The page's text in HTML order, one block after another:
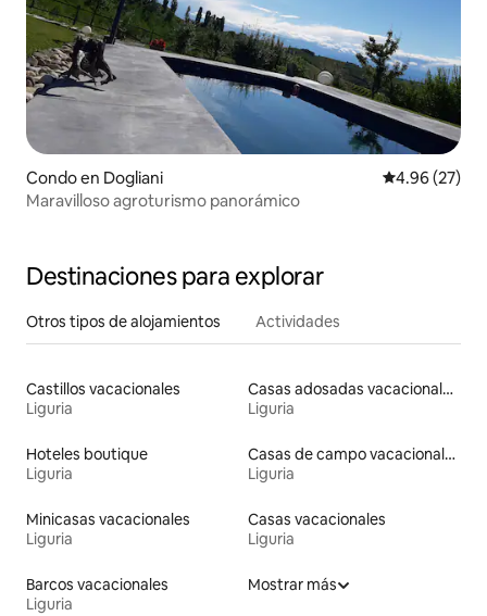
Condo en Dogliani Calificación
4.96 (27)
Maravilloso agroturismo panorámico
Destinaciones para explorar
Otros tipos de alojamientos Actividades
Castillos vacacionales
Liguria
Casas adosadas vacacionales
Liguria
Hoteles boutique
Liguria
Casas de campo vacacionales
Liguria
Minicasas vacacionales
Liguria
Casas vacacionales
Liguria
Barcos vacacionales
Liguria
Mostrar más